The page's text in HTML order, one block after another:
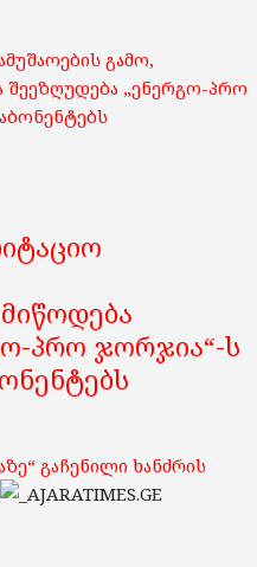
გამო,
„ენერგო-პრო
პრო ჯორჯია“-ს
გაჩენილი ხანძრის